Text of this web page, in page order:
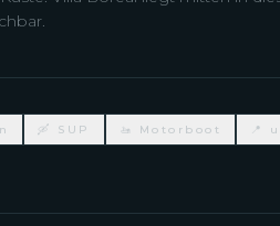
🛶 SUP 🚤 Motorboot 📍